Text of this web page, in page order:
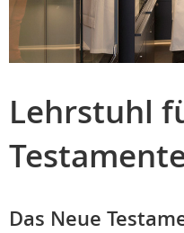
Lehrstuhl
Das Neue